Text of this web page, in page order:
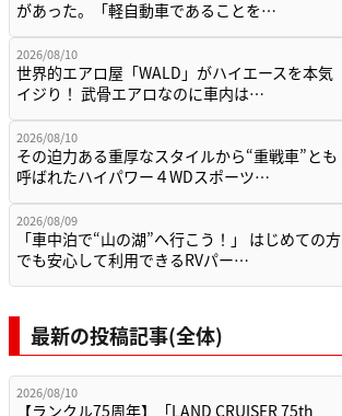
があった。「軽自動車であることを…
2026/08/10
世界的エアロ屋「WALD」がハイエースを本気
イジり！ 武骨エアロなのに車内は…
2026/08/10
その迫力ある重厚なスタイルから“重戦車”とも
呼ばれたハイパワー４WDスポーツ…
2026/08/09
「車中泊で“山の湖”へ行こう！」 はじめての方
でも安心して利用できるRVパー…
最新の投稿記事(全体)
2026/08/10
【ランクル75周年】「LAND CRUISER 75th